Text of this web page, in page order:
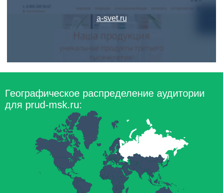
a-svet.ru
Географическое распределение аудитории
для prud-msk.ru: